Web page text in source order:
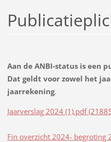
Aan de ANBI-status is een
Dat geldt voor zowel het
jaarrekening.
Jaarverslag 2024 (1).pdf
Fin overzicht 2024- begroting